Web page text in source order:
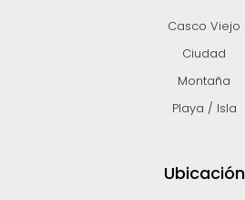
Casco Viejo
Ciudad
Montaña
Playa / Isla
Ubicación